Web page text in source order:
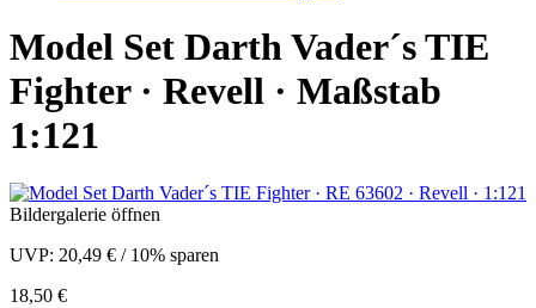
Model Set Darth Vader´s TIE
Fighter · Revell · Maßstab
1:121
Bildergalerie öffnen
UVP: 20,49 € / 10% sparen
18,50 €